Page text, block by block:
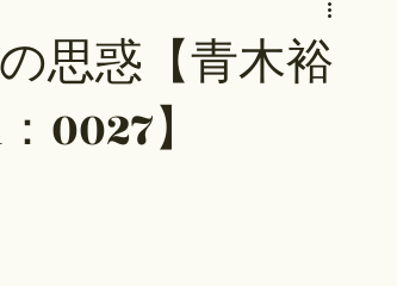
ONEPIECE
思惑【青木裕
0027】